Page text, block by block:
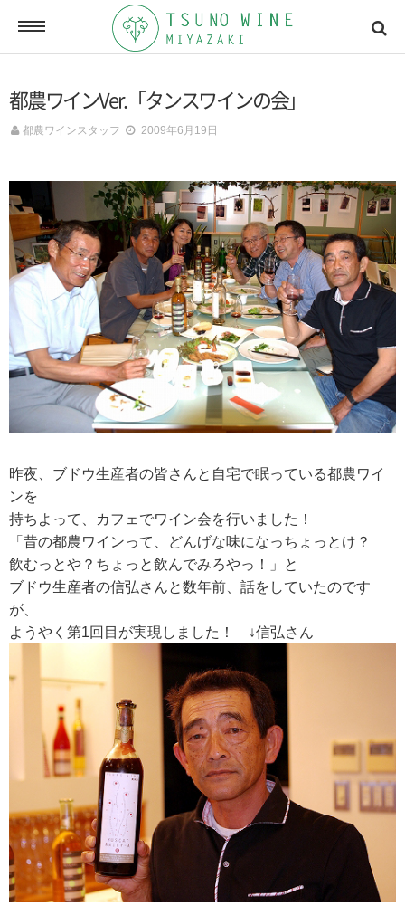
ONLINE SHOP
オンラインショッピング
NEWSLETTERS
メールマガジン
ACCESSMAP
アクセスマップ
CONTACT
お問い合わせ
求人情報
DATA
会社概要
都農ワインVer.「タンスワインの会」
都農ワインスタッフ 2009年6月19日
昨夜、ブドウ生産者の皆さんと自宅で眠っている都農ワイ
ンを
持ちよって、カフェでワイン会を行いました！
「昔の都農ワインって、どんげな味になっちょっとけ？
飲むっとや？ちょっと飲んでみろやっ！」と
ブドウ生産者の信弘さんと数年前、話をしていたのです
が、
ようやく第1回目が実現しました！ ↓信弘さん